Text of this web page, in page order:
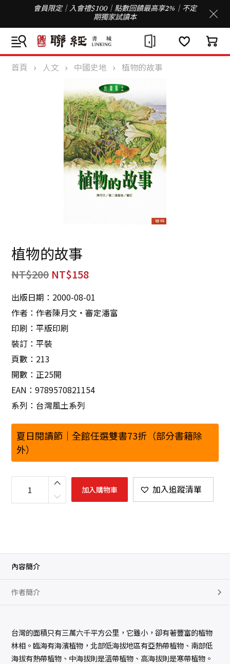
會員限定｜入會禮$100｜點數回饋最高享2%｜不定
期獨家試讀本
首頁 人文 中國史地 植物的故事
植物的故事
NT$200 NT$158
出版日期：2000-08-01
作者：作者陳月文‧審定潘富
印刷：平版印刷
裝訂：平裝
頁數：213
開數：正25開
EAN：9789570821154
系列：台灣風土系列
夏日閱讀節｜全館任選雙書73折（部分書籍除
外）
植
故
加入購物車 加入追蹤清單
內容簡介
作者簡介
台灣的面積只有三萬六千平方公里，它雖小，卻有著豐富的植物
林相。臨海有海濱植物，北部低海拔地區有亞熱帶植物、南部低
海拔有熱帶植物、中海拔則是溫帶植物、高海拔則是寒帶植物。